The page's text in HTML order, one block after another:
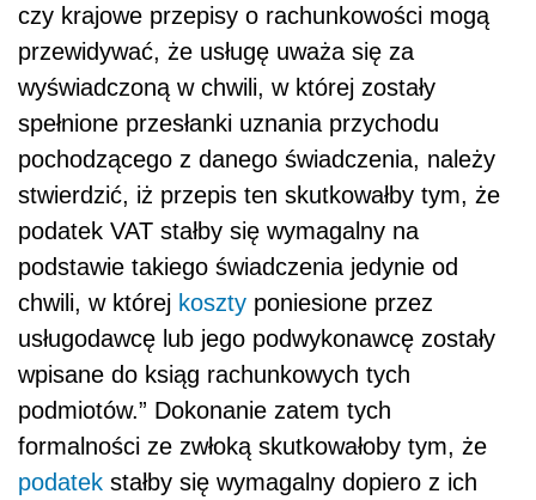
czy krajowe przepisy o rachunkowości mogą
przewidywać, że usługę uważa się za
wyświadczoną w chwili, w której zostały
spełnione przesłanki uznania przychodu
pochodzącego z danego świadczenia, należy
stwierdzić, iż przepis ten skutkowałby tym, że
podatek VAT stałby się wymagalny na
podstawie takiego świadczenia jedynie od
chwili, w której koszty poniesione przez
usługodawcę lub jego podwykonawcę zostały
wpisane do ksiąg rachunkowych tych
podmiotów.” Dokonanie zatem tych
formalności ze zwłoką skutkowałoby tym, że
podatek stałby się wymagalny dopiero z ich